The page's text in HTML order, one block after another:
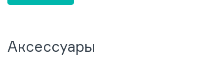
Аксессуары